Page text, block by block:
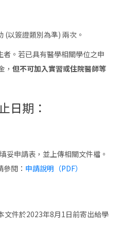
(以簽證類別為準) 兩次。
。若已具有醫學相關學位之申
， 但不可加入實習或住院醫師等
日期：
妥申請表，並上傳相關文件檔。
閱： 申請說明（PDF）
文件於2023年8月1日前寄出給學